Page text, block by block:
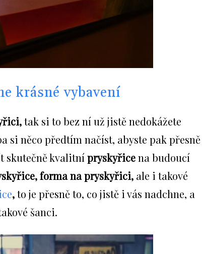
krásné vybavení
tak si to bez ní už jistě nedokážete
si něco předtím načíst, abyste pak přesně
skutečně kvalitnípryskyřicena budoucí
forma na pryskyřici, ale i takové
,to je přesně to, co jistě i vás nadchne, a
šanci.